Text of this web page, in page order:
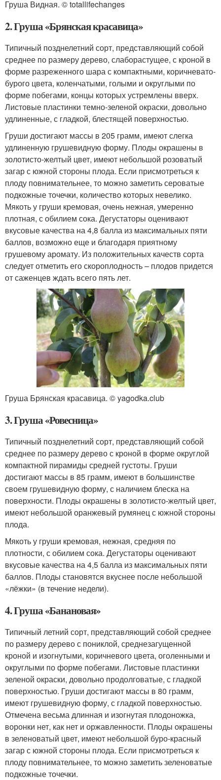
Груша Видная. © totallifechanges
2. Груша «Брянская красавица»
Типичный позднелетний сорт, представляющий собой
среднее по размеру дерево, слаборастущее, с кроной в
форме разреженного шара с компактными, коричневато-
бурого цвета, коленчатыми, голыми и округлыми по
форме побегами, концы которых устремлены вверх.
Листовые пластинки темно-зеленой окраски, довольно
удлиненные, с гладкой, блестящей поверхностью.
Груши достигают массы в 205 грамм, имеют слегка
удлиненную грушевидную форму. Плоды окрашены в
золотисто-желтый цвет, имеют небольшой розоватый
загар с южной стороны плода. Если присмотреться к
плоду повнимательнее, то можно заметить сероватые
подкожные точечки, количество которых невелико.
Мякоть у груши кремовая, очень нежная, умеренно
плотная, с обилием сока. Дегустаторы оценивают
вкусовые качества на 4,8 балла из максимальных пяти
баллов, возможно еще и благодаря приятному
грушевому аромату. Из положительных качеств сорта
следует отметить его скороплодность – плодов придется
от саженцев ждать всего пять лет.
Груша Брянская красавица. © yagodka.club
3. Груша «Ровесница»
Типичный позднелетний сорт, представляющий собой
среднее по размеру дерево с кроной в форме округлой
компактной пирамиды средней густоты. Груши
достигают массы в 85 грамм, имеют в большинстве
своем грушевидную форму, с наличием блеска на
поверхности. Плоды окрашены в золотисто-желтый цвет,
имеют небольшой оранжевый румянец с южной стороны
плода.
Мякоть у груши кремовая, нежная, средняя по
плотности, с обилием сока. Дегустаторы оценивают
вкусовые качества на 4,5 балла из максимальных пяти
баллов. Плоды становятся вкуснее после небольшой
«лёжки» (в течение недели).
4. Груша «Банановая»
Типичный летний сорт, представляющий собой среднее
по размеру дерево с пониклой, среднезагущенной
кроной и изогнутыми, коричневого цвета, оголенными и
округлыми по форме побегами. Листовые пластинки
зеленой окраски, довольно продолговатые, с гладкой
поверхностью. Груши достигают массы в 80 грамм,
имеют грушевидную форму, с гладкой поверхностью.
Отмечена весьма длинная и изогнутая плодоножка,
воронки нет, как нет и оржавленности. Плоды окрашены
в зеленоватый цвет, имеют небольшой буро-красный
загар с южной стороны плода. Если присмотреться к
плоду повнимательнее, то можно заметить зеленоватые
подкожные точечки.